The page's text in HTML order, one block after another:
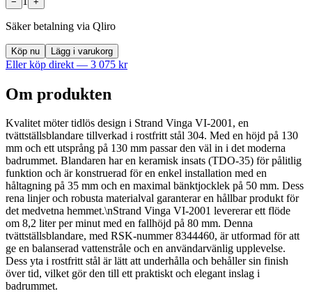
Säker betalning via Qliro
Köp nu Lägg i varukorg
Eller köp direkt — 3 075 kr
Om produkten
Kvalitet möter tidlös design i Strand Vinga VI-2001, en
tvättställsblandare tillverkad i rostfritt stål 304. Med en höjd på 130
mm och ett utsprång på 130 mm passar den väl in i det moderna
badrummet. Blandaren har en keramisk insats (TDO-35) för pålitlig
funktion och är konstruerad för en enkel installation med en
håltagning på 35 mm och en maximal bänktjocklek på 50 mm. Dess
rena linjer och robusta materialval garanterar en hållbar produkt för
det medvetna hemmet.\nStrand Vinga VI-2001 levererar ett flöde
om 8,2 liter per minut med en fallhöjd på 80 mm. Denna
tvättställsblandare, med RSK-nummer 8344460, är utformad för att
ge en balanserad vattenstråle och en användarvänlig upplevelse.
Dess yta i rostfritt stål är lätt att underhålla och behåller sin finish
över tid, vilket gör den till ett praktiskt och elegant inslag i
badrummet.